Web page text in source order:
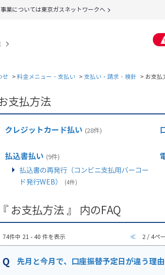
業については東京ガスネットワークへ
せ >料金メニュー・支払い > 支払い・請求・検針 > お支払
支払方法
クレジットカード払い (28件)
払込書払い (9件)
払込書の再発行（コンビニ支払用バーコー
ド発行WEB）
(4件)
『 お支払方法 』 内のFAQ
74件中 21 - 40 件を表示 ≪ 2 / 4ペ
先月と今月で、口座振替予定日が違う理由